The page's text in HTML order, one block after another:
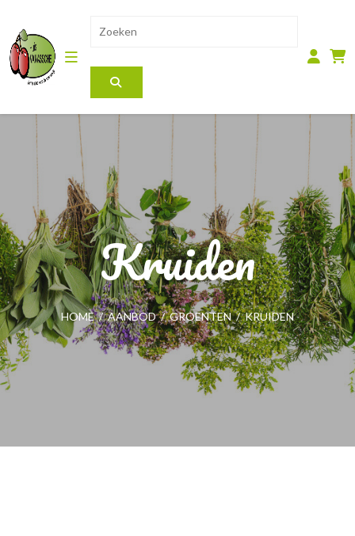
Kruiden
HOME / AANBOD / GROENTEN / KRUIDEN